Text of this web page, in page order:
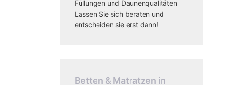
Füllungen und Daunenqualitäten.
Lassen Sie sich beraten und
entscheiden sie erst dann!
Betten & Matratzen in